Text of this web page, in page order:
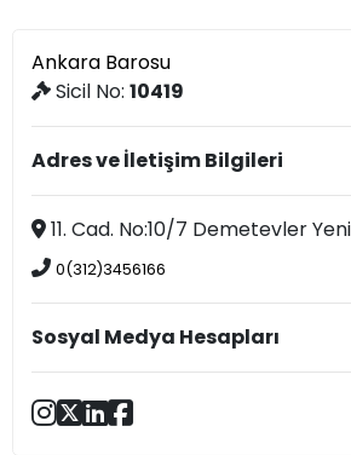
Ankara Barosu
Sicil No:10419
Adres ve İletişim Bilgileri
11. Cad. No:10/7 Demetevler
0(312)3456166
Sosyal Medya Hesapları